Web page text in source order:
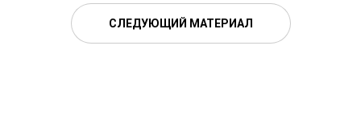
СЛЕДУЮЩИЙ МАТЕРИАЛ